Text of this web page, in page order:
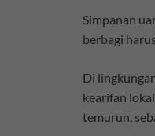
Simpanan
berbagi
Di
kearifan
temurun,